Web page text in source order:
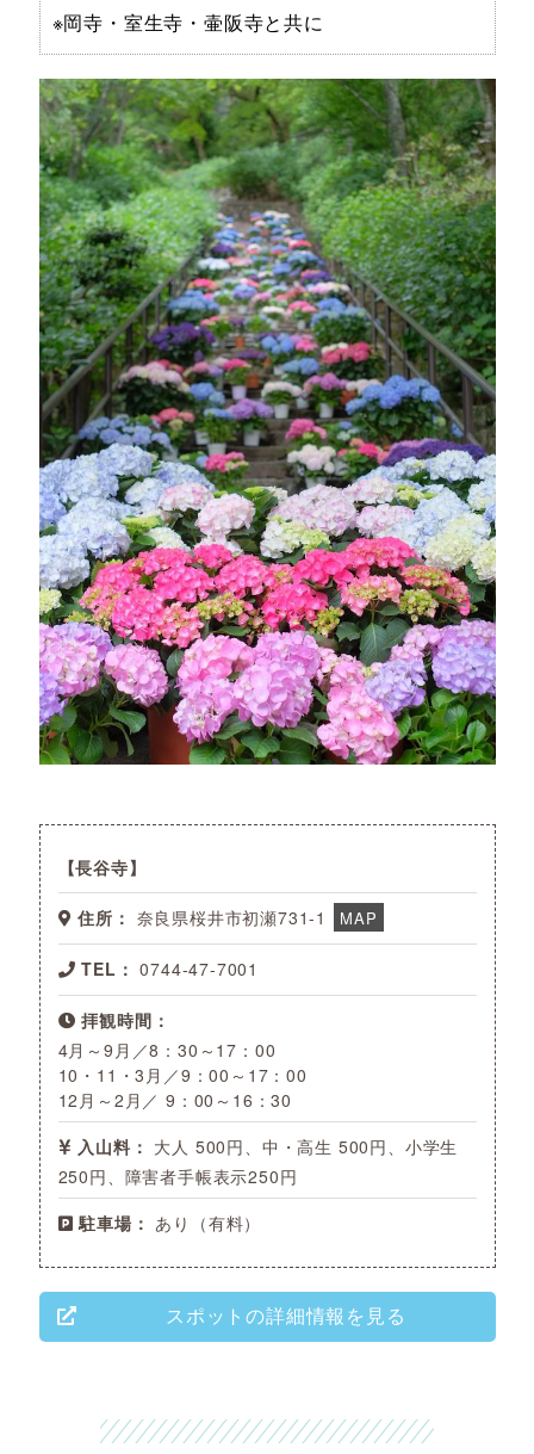
※岡寺・室生寺・壷阪寺と共に
長谷寺
住所： 奈良県桜井市初瀬731-1 MAP
TEL： 0744-47-7001
拝観時間：
4月～9月／8：30～17：00
10・11・3月／9：00～17：00
12月～2月／ 9：00～16：30
入山料： 大人 500円、中・高生 500円、小学生
250円、障害者手帳表示250円
駐車場： あり（有料）
スポットの詳細情報を見る